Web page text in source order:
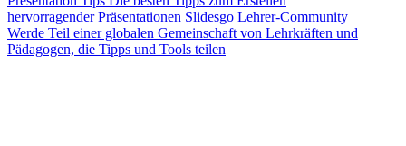
hervorragender Präsentationen Slidesgo Lehrer-Community
Werde Teil einer globalen Gemeinschaft von Lehrkräften und
Pädagogen, die Tipps und Tools teilen